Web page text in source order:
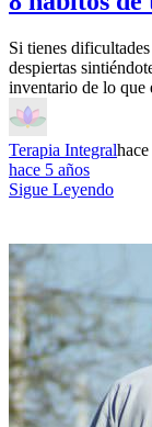
Si tienes
despiertas
inventario de lo que
Terapia Integral
hace 5 años
Sigue Leyendo